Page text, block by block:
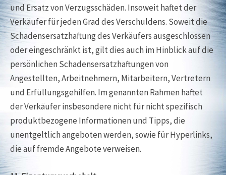
und Ersatz von Verzugsschäden. Insoweit haftet der
Verkäufer für jeden Grad des Verschuldens. Soweit die
Schadensersatzhaftung des Verkäufers ausgeschlossen
oder eingeschränkt ist, gilt dies auch im Hinblick auf die
persönlichen Schadensersatzhaftungen von
Angestellten, Arbeitnehmern, Mitarbeitern, Vertretern
und Erfüllungsgehilfen. Im genannten Rahmen haftet
der Verkäufer insbesondere nicht für nicht spezifisch
produktbezogene Informationen und Tipps, die
unentgeltlich angeboten werden, sowie für Hyperlinks,
die auf fremde Angebote verweisen.